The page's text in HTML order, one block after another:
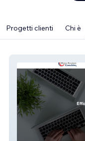
Progetti clienti Chi è